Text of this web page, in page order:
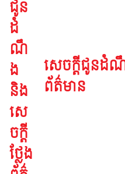
សេចក្តីជូនដំណឹ
ព័ត៌មាន